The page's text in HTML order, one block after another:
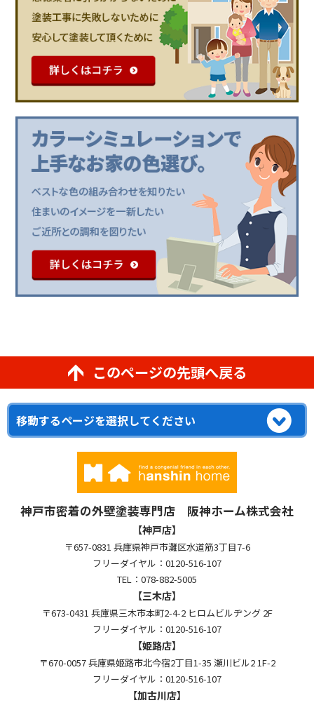
このページの先頭へ戻る
神戸市密着の外壁塗装専門店 阪神ホーム株式会社
【神戸店】
〒657-0831 兵庫県神戸市灘区水道筋3丁目7-6
フリーダイヤル：0120-516-107
TEL：078-882-5005
【三木店】
〒673-0431 兵庫県三木市本町2-4-2 ヒロムビルヂング 2F
フリーダイヤル：0120-516-107
【姫路店】
〒670-0057 兵庫県姫路市北今宿2丁目1-35 瀬川ビル2 1F-2
フリーダイヤル：0120-516-107
【加古川店】